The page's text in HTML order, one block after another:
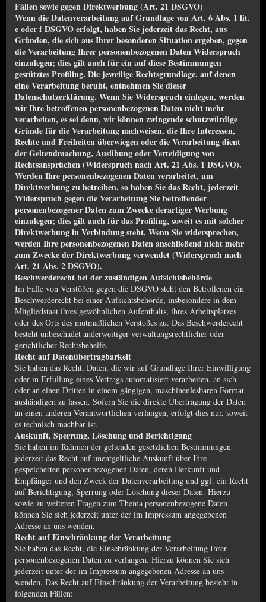
Fällen sowie gegen Direktwerbung (Art. 21 DSGVO)
Wenn die Datenverarbeitung auf Grundlage von Art. 6 Abs. 1 lit.
e oder f DSGVO erfolgt, haben Sie jederzeit das Recht, aus
Gründen, die sich aus Ihrer besonderen Situation ergeben, gegen
die Verarbeitung Ihrer personenbezogenen Daten Widerspruch
einzulegen; dies gilt auch für ein auf diese Bestimmungen
gestütztes Profiling. Die jeweilige Rechtsgrundlage, auf denen
eine Verarbeitung beruht, entnehmen Sie dieser
Datenschutzerklärung. Wenn Sie Widerspruch einlegen, werden
wir Ihre betroffenen personenbezogenen Daten nicht mehr
verarbeiten, es sei denn, wir können zwingende schutzwürdige
Gründe für die Verarbeitung nachweisen, die Ihre Interessen,
Rechte und Freiheiten überwiegen oder die Verarbeitung dient
der Geltendmachung, Ausübung oder Verteidigung von
Rechtsansprüchen (Widerspruch nach Art. 21 Abs. 1 DSGVO).
Werden Ihre personenbezogenen Daten verarbeitet, um
Direktwerbung zu betreiben, so haben Sie das Recht, jederzeit
Widerspruch gegen die Verarbeitung Sie betreffender
personenbezogener Daten zum Zwecke derartiger Werbung
einzulegen; dies gilt auch für das Profiling, soweit es mit solcher
Direktwerbung in Verbindung steht. Wenn Sie widersprechen,
werden Ihre personenbezogenen Daten anschließend nicht mehr
zum Zwecke der Direktwerbung verwendet (Widerspruch nach
Art. 21 Abs. 2 DSGVO).
Beschwerderecht bei der zuständigen Aufsichtsbehörde
Im Falle von Verstößen gegen die DSGVO steht den Betroffenen ein
Beschwerderecht bei einer Aufsichtsbehörde, insbesondere in dem
Mitgliedstaat ihres gewöhnlichen Aufenthalts, ihres Arbeitsplatzes
oder des Orts des mutmaßlichen Verstoßes zu. Das Beschwerderecht
besteht unbeschadet anderweitiger verwaltungsrechtlicher oder
gerichtlicher Rechtsbehelfe.
Recht auf Datenübertragbarkeit
Sie haben das Recht, Daten, die wir auf Grundlage Ihrer Einwilligung
oder in Erfüllung eines Vertrags automatisiert verarbeiten, an sich
oder an einen Dritten in einem gängigen, maschinenlesbaren Format
aushändigen zu lassen. Sofern Sie die direkte Übertragung der Daten
an einen anderen Verantwortlichen verlangen, erfolgt dies nur, soweit
es technisch machbar ist.
Auskunft, Sperrung, Löschung und Berichtigung
Sie haben im Rahmen der geltenden gesetzlichen Bestimmungen
jederzeit das Recht auf unentgeltliche Auskunft über Ihre
gespeicherten personenbezogenen Daten, deren Herkunft und
Empfänger und den Zweck der Datenverarbeitung und ggf. ein Recht
auf Berichtigung, Sperrung oder Löschung dieser Daten. Hierzu
sowie zu weiteren Fragen zum Thema personenbezogene Daten
können Sie sich jederzeit unter der im Impressum angegebenen
Adresse an uns wenden.
Recht auf Einschränkung der Verarbeitung
Sie haben das Recht, die Einschränkung der Verarbeitung Ihrer
personenbezogenen Daten zu verlangen. Hierzu können Sie sich
jederzeit unter der im Impressum angegebenen Adresse an uns
wenden. Das Recht auf Einschränkung der Verarbeitung besteht in
folgenden Fällen: